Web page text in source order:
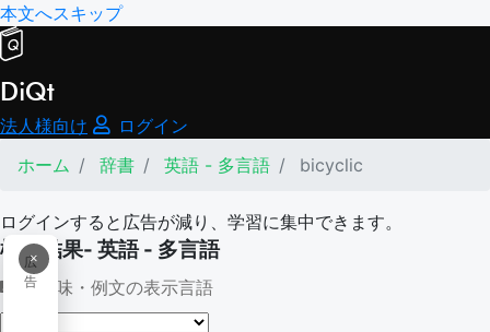
本文へスキップ
DiQt
法人様向け
ログイン
ホーム
辞書 英語 - 多言語 bicyclic
ログインすると広告が減り、学習に集中できます。
×
広
告
検索結果- 英語 - 多言語
意味・例文の表示言語